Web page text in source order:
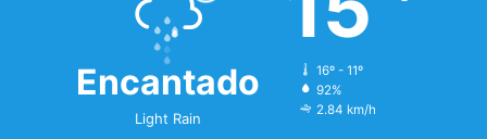
Encantado
Light Rain
16º - 11º
92%
2.84 km/h